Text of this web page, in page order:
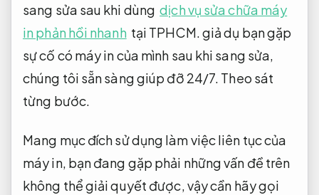
sang sửa sau khi dùng dịch vụ sửa chữa máy
in phản hồi nhanh tại TPHCM. giả dụ bạn gặp
sự cố có máy in của mình sau khi sang sửa,
chúng tôi sẵn sàng giúp đỡ 24/7. Theo sát
từng bước.
Mang mục đích sử dụng làm việc liên tục của
máy in, bạn đang gặp phải những vấn đề trên
không thể giải quyết được, vậy cần hãy gọi